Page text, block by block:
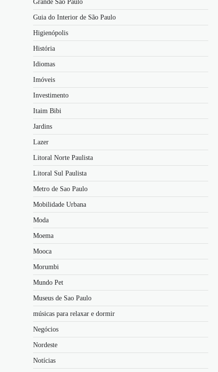
Grande São Paulo
Guia do Interior de São Paulo
Higienópolis
História
Idiomas
Imóveis
Investimento
Itaim Bibi
Jardins
Lazer
Litoral Norte Paulista
Litoral Sul Paulista
Metro de Sao Paulo
Mobilidade Urbana
Moda
Moema
Mooca
Morumbi
Mundo Pet
Museus de Sao Paulo
músicas para relaxar e dormir
Negócios
Nordeste
Notícias